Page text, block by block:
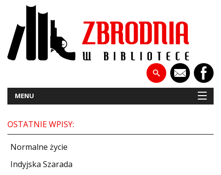
MENU
PATRONATY
OSTATNIE WPISY:
Normalne życie
Indyjska Szarada